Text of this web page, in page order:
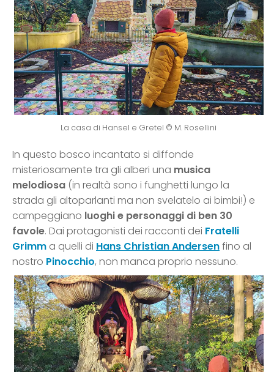
La casa di Hansel e Gretel © M. Rosellini
In questo bosco incantato si diffonde
misteriosamente tra gli alberi una musica
melodiosa (in realtà sono i funghetti lungo la
strada gli altoparlanti ma non svelatelo ai bimbi!) e
campeggiano luoghi e personaggi di ben 30
favole. Dai protagonisti dei racconti dei Fratelli
Grimm a quelli di Hans Christian Andersenfino al
nostro Pinocchio, non manca proprio nessuno.